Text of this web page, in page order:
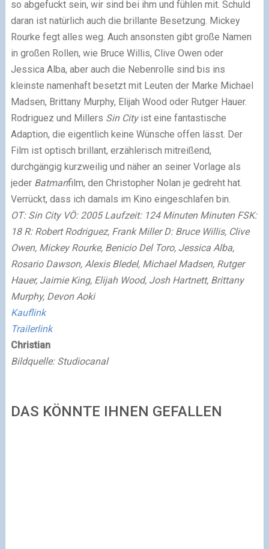
so abgefuckt sein, wir sind bei ihm und fühlen mit. Schuld
daran ist natürlich auch die brillante Besetzung. Mickey
Rourke fegt alles weg. Auch ansonsten gibt große Namen
in großen Rollen, wie Bruce Willis, Clive Owen oder
Jessica Alba, aber auch die Nebenrolle sind bis ins
kleinste namenhaft besetzt mit Leuten der Marke Michael
Madsen, Brittany Murphy, Elijah Wood oder Rutger Hauer.
Rodriguez und Millers Sin Cityist eine fantastische
Adaption, die eigentlich keine Wünsche offen lässt. Der
Film ist optisch brillant, erzählerisch mitreißend,
durchgängig kurzweilig und näher an seiner Vorlage als
jeder Batmanfilm, den Christopher Nolan je gedreht hat.
Verrückt, dass ich damals im Kino eingeschlafen bin.
OT: Sin City VÖ: 2005 Laufzeit: 124 Minuten Minuten FSK:
18 R: Robert Rodriguez, Frank Miller D: Bruce Willis, Clive
Owen, Mickey Rourke, Benicio Del Toro, Jessica Alba,
Rosario Dawson, Alexis Bledel, Michael Madsen, Rutger
Hauer, Jaimie King, Elijah Wood, Josh Hartnett, Brittany
Murphy, Devon Aoki
Kauflink
Trailerlink
Christian
Bildquelle: Studiocanal
DAS KÖNNTE IHNEN GEFALLEN